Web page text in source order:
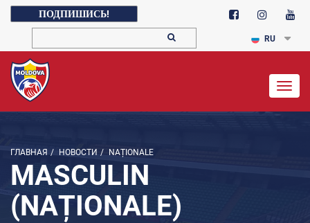
ПОДПИШИСЬ!
RU
ГЛАВНАЯ / НОВОСТИ / NAȚIONALE
MASCULIN
(NAȚIONALE)